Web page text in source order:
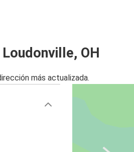
OH
más actualizada.